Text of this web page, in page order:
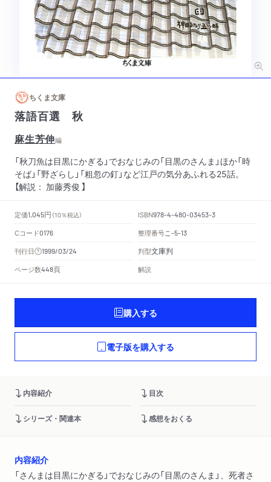
ちくま文庫
落語百選 秋
麻生芳伸編
「秋刀魚は目黒にかぎる」でおなじみの「目黒のさんま」ほか「時
そば」「野ざらし」「粗忽の釘」など江戸の気分あふれる25話。
【解説： 加藤秀俊 】
定価1,045円 （10％税込） ISBN978-4-480-03453-3
Cコード0176 整理番号こ-5-13
刊行日 1999/03/24 判型文庫判
ページ数448頁 解説
購入する
電子版を購入する
内容紹介 目次
シリーズ・関連本 感想をおくる
内容紹介
「さんまは目黒にかぎる」でおなじみの「目黒のさんま」、死者さ